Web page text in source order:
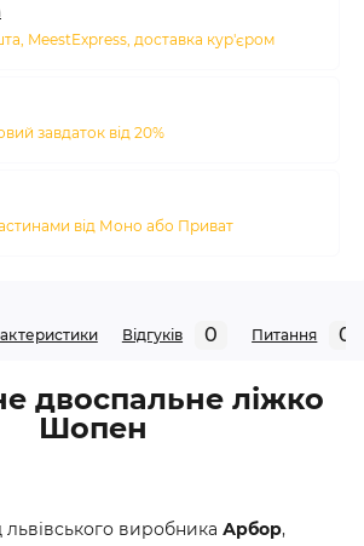
MeestExpress, доставка кур'єром
завдаток від 20%
від Моно або Приват
Відгуків 0 Питання 0
двоспальне ліжко
Шопен
львівського виробника Арбор,